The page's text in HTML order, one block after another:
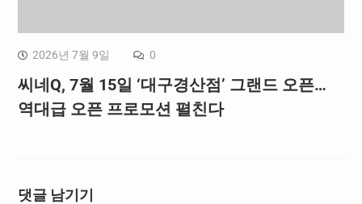
2026년 7월 9일 0
씨네Q, 7월 15일 ‘대구경산점’ 그랜드 오픈…
역대급 오픈 프로모션 펼친다
댓글 남기기